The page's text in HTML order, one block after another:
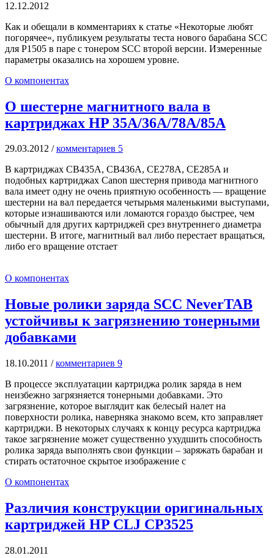
12.12.2012
Как и обещали в комментариях к статье «Некоторые любят
погорячее«, публикуем результаты теста нового барабана SCC
для P1505 в паре с тонером SCC второй версии. Измеренные
параметры оказались на хорошем уровне.
О компонентах
О шестерне магнитного вала в
картриджах HP 35A/36A/78A/85A
29.03.2012 /комментариев 5
В картриджах CB435A, CB436A, CE278A, CE285A и
подобных картриджах Canon шестерня привода магнитного
вала имеет одну не очень приятную особенность — вращение
шестерни на вал передается четырьмя маленькими выступами,
которые изнашиваются или ломаются гораздо быстрее, чем
обычный для других картриджей срез внутреннего диаметра
шестерни. В итоге, магнитный вал либо перестает вращаться,
либо его вращение отстает
О компонентах
Новые ролики заряда SCC NeverTAB
устойчивы к загрязнению тонерными
добавками
18.10.2011 /комментариев 9
В процессе эксплуатации картриджа ролик заряда в нем
неизбежно загрязняется тонерными добавками. Это
загрязнение, которое выглядит как белесый налет на
поверхности ролика, наверняка знакомо всем, кто заправляет
картриджи. В некоторых случаях к концу ресурса картриджа
такое загрязнение может существенно ухудшить способность
ролика заряда выполнять свои функции – заряжать барабан и
стирать остаточное скрытое изображение с
О компонентах
Различия конструкции оригинальных
картриджей HP CLJ CP3525
28.01.2011